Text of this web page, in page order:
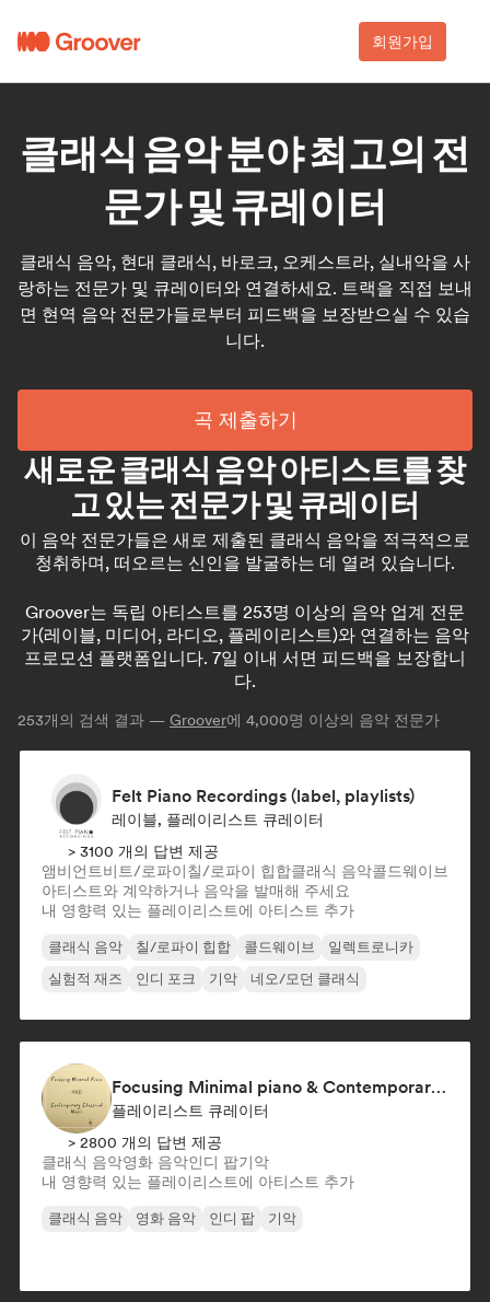
회원가입
클래식 음악 분야 최고의 전
문가 및 큐레이터
클래식 음악, 현대 클래식, 바로크, 오케스트라, 실내악을 사
랑하는 전문가 및 큐레이터와 연결하세요. 트랙을 직접 보내
면 현역 음악 전문가들로부터 피드백을 보장받으실 수 있습
니다.
곡 제출하기
새로운 클래식 음악 아티스트를 찾
고 있는 전문가 및 큐레이터
이 음악 전문가들은 새로 제출된 클래식 음악을 적극적으로
청취하며, 떠오르는 신인을 발굴하는 데 열려 있습니다.
Groover는 독립 아티스트를 253명 이상의 음악 업계 전문
가(레이블, 미디어, 라디오, 플레이리스트)와 연결하는 음악
프로모션 플랫폼입니다. 7일 이내 서면 피드백을 보장합니
다.
253개의 검색 결과 — Groover에 4,000명 이상의 음악 전문가
Felt Piano Recordings (label, playlists)
레이블, 플레이리스트 큐레이터
> 3100 개의 답변 제공
앰비언트비트/로파이칠/로파이 힙합클래식 음악콜드웨이브
아티스트와 계약하거나 음악을 발매해 주세요
내 영향력 있는 플레이리스트에 아티스트 추가
클래식 음악 칠/로파이 힙합 콜드웨이브
일렉트로니카
실험적 재즈
인디 포크 기악 네오/모던 클래식
Focusing Minimal piano & Contemporary classical music
플레이리스트 큐레이터
> 2800 개의 답변 제공
클래식 음악영화 음악인디 팝기악
내 영향력 있는 플레이리스트에 아티스트 추가
클래식 음악 영화 음악 인디 팝 기악